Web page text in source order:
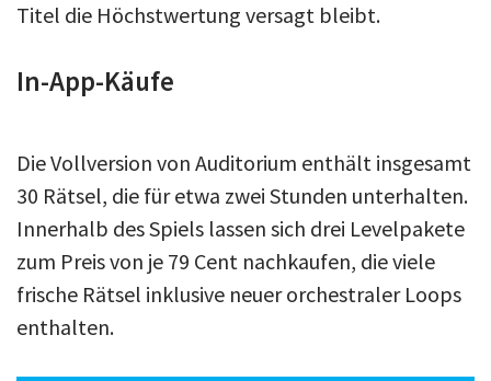
Titel die Höchstwertung versagt bleibt.
In-App-Käufe
Die Vollversion von Auditorium enthält insgesamt
30 Rätsel, die für etwa zwei Stunden unterhalten.
Innerhalb des Spiels lassen sich drei Levelpakete
zum Preis von je 79 Cent nachkaufen, die viele
frische Rätsel inklusive neuer orchestraler Loops
enthalten.